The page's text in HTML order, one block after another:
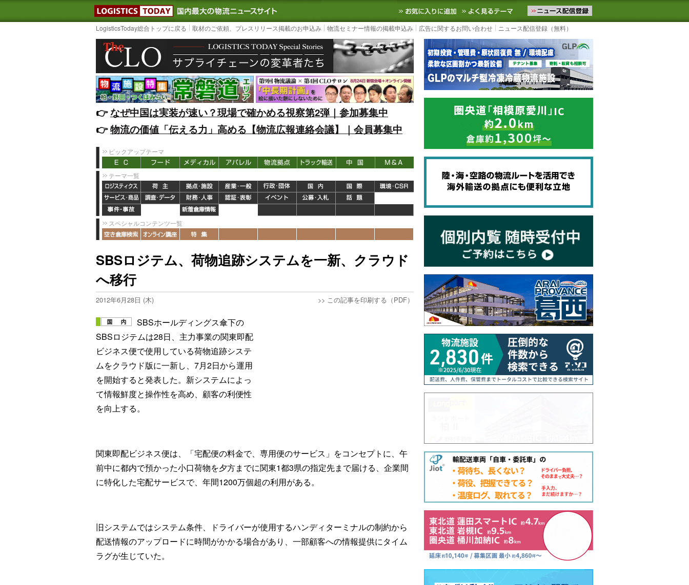
LOGISTICS TODAY｜国内最大の物流ニュースサイト3PL, SCMなど国内外の最新の物流ニュースをお届けします。物流ニュースメール配信を登録す
お気に入りに追加 よく見るテーマ
LogisticsToday総合トップに戻る 取材のご依頼、プレスリリース掲載のお申込み 物流セミナー情報の掲載申込み 広告に関するお問い合わせ ニュース配信登録（無料）
👉️なぜ中国は実装が速い？現場で確かめる視察第2弾｜参加募集中
👉️物流の価値「伝える力」高める【物流広報連絡会議】｜会員募集中
ピックアップテーマ
テーマ一覧
スペシャルコンテンツ一覧
SBSロジテム、荷物追跡システムを一新、クラウド
へ移行
2012年6月28日 (木) >> この記事を印刷する（PDF）
SBSホールディングス傘下の
SBSロジテムは28日、主力事業の関東即配
ビジネス便で使用している荷物追跡システ
ムをクラウド版に一新し、7月2日から運用
を開始すると発表した。新システムによっ
て情報鮮度と操作性を高め、顧客の利便性
を向上する。
関東即配ビジネス便は、「宅配便の料金で、専用便のサービス」をコンセプトに、午
前中に都内で預かった小口荷物を夕方までに関東1都3県の指定先まで届ける、企業間
に特化した宅配サービスで、年間1200万個超の利用がある。
旧システムではシステム条件、ドライバーが使用するハンディターミナルの制約から
配送情報のアップロードに時間がかかる場合があり、一部顧客への情報提供にタイム
ラグが生じていた。